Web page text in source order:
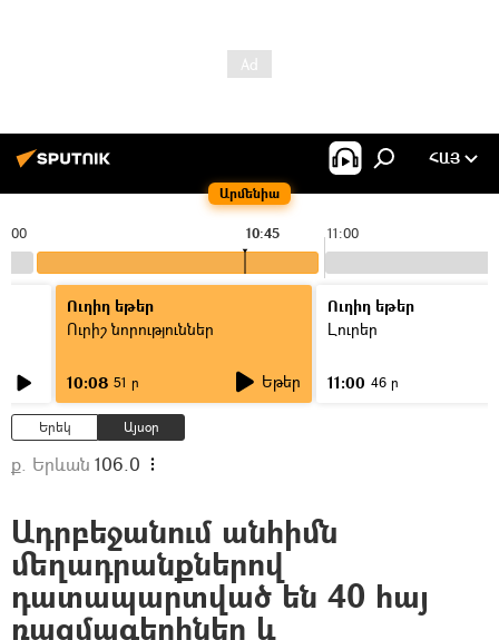
Արմենիա
ՀԱՅ
11:00
10:45
Ուղիղ եթեր
Ուրիշ նորություններ
10:08 51 ր Եթեր
Ուղիղ եթեր
Լուրեր
11:00 46 ր
Երեկ Այսօր
ք. Երևան 106.0
Ադրբեջանում անհիմն
մեղադրանքներով
դատապարտված են 40 հայ
ռազմագերիներ և